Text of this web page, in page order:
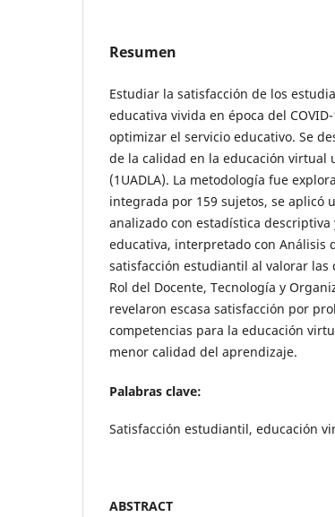
Resumen
Estudiar la satisfacción de los
educativa vivida en época del
optimizar el servicio educativo. Se
de la calidad en la educación
(1UADLA). La metodología fue
integrada por 159 sujetos, se aplicó
analizado con estadística
educativa, interpretado con Análisis
satisfacción estudiantil al valorar
Rol del Docente, Tecnología y
revelaron escasa satisfacción por
competencias para la educación
menor calidad del aprendizaje.
Palabras clave:
Satisfacción estudiantil, educación
ABSTRACT